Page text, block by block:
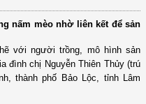
nấm mèo nhờ liên kết để sản
với người trồng, mô hình sản
đình chị Nguyễn Thiên Thủy (trú
thành phố Bảo Lộc, tỉnh Lâm